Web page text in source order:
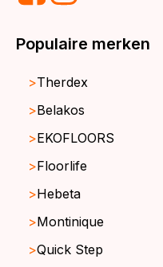
Populaire merken
Therdex
Belakos
EKOFLOORS
Floorlife
Hebeta
Montinique
Quick Step